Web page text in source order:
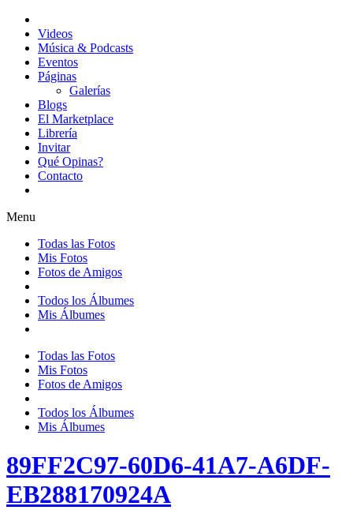
Videos
Música & Podcasts
Eventos
Páginas
Galerías
Blogs
El Marketplace
Librería
Invitar
Qué Opinas?
Contacto
Menu
Todas las Fotos
Mis Fotos
Fotos de Amigos
Todos los Álbumes
Mis Álbumes
Todas las Fotos
Mis Fotos
Fotos de Amigos
Todos los Álbumes
Mis Álbumes
89FF2C97-60D6-41A7-A6DF-
EB288170924A